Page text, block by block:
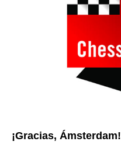
¡Gracias, Ámsterdam!